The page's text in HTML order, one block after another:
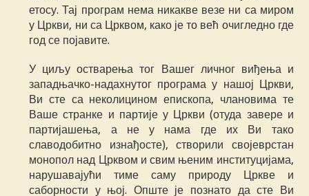
етосу. Тај програм нема никакве везе ни са миром
у Цркви, ни са Црквом, како је то већ очигледно где
год се појавите.
У циљу остварења тог Вашег личног виђења и
западњачко-надахнутог програма у нашој Цркви,
Ви сте са неколицином епископа, члановима те
Ваше странке и партије у Цркви (отуда завере и
партијашења, а не у нама где их Ви тако
славодобитно изнађосте), створили својеврстан
монопол над Црквом и свим њеним институцијама,
нарушавајући тиме саму природу Цркве и
саборности у њој. Опште је познато да сте Ви